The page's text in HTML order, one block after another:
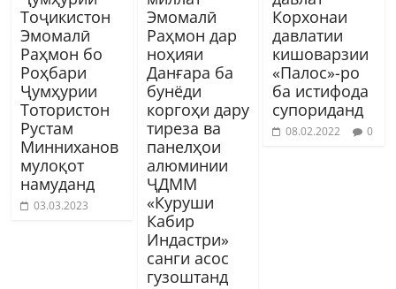
Тоҷикистон
Эмомалӣ
Раҳмон бо
Роҳбари
Ҷумҳурии
Тотористон
Рустам
Минниханов
мулоқот
намуданд
03.03.2023
Эмомалӣ
Раҳмон дар
ноҳияи
Данғара ба
бунёди
коргоҳи дару
тиреза ва
панелҳои
алюминии
ҶДММ
«Куруши
Кабир
Индастри»
санги асос
гузоштанд
Корхонаи
давлатии
кишоварзии
«Палос»-ро
ба истифода
супориданд
08.02.2022 0